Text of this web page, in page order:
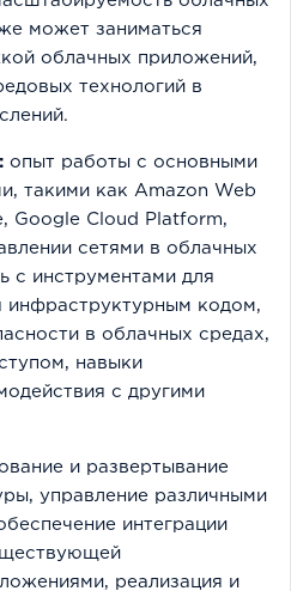
может заниматься
облачных приложений,
технологий в
опыт работы с основными
такими как Amazon Web
Google Cloud Platform,
сетями в облачных
с инструментами для
инфраструктурным кодом,
в облачных средах,
навыки
с другими
и развертывание
управление различными
интеграции
реализация и